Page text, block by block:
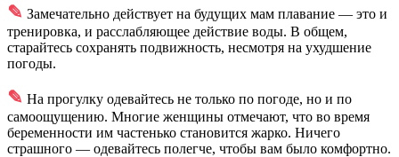
✎ Замечательно действует на будущих мам плавание — это и
тренировка, и расслабляющее действие воды. В общем,
старайтесь сохранять подвижность, несмотря на ухудшение
погоды.
✎ На прогулку одевайтесь не только по погоде, но и по
самоощущению. Многие женщины отмечают, что во время
беременности им частенько становится жарко. Ничего
страшного — одевайтесь полегче, чтобы вам было комфортно.